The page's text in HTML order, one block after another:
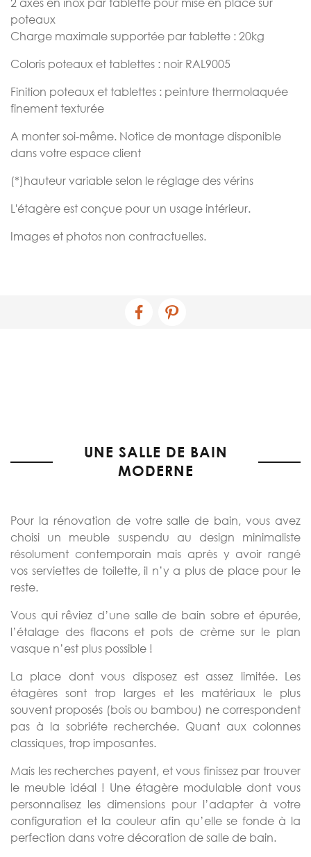
poteaux
Charge maximale supportée par tablette : 20kg
Coloris poteaux et tablettes : noir RAL9005
Finition poteaux et tablettes : peinture thermolaquée
finement texturée
A monter soi-même. Notice de montage disponible
dans votre espace client
(*)hauteur variable selon le réglage des vérins
L'étagère est conçue pour un usage intérieur.
Images et photos non contractuelles.
UNE SALLE DE BAIN
MODERNE
Pour la rénovation de votre salle de bain, vous avez
choisi un meuble suspendu au design minimaliste
résolument contemporain mais après y avoir rangé
vos serviettes de toilette, il n’y a plus de place pour le
reste.
Vous qui rêviez d’une salle de bain sobre et épurée,
l’étalage des flacons et pots de crème sur le plan
vasque n’est plus possible !
La place dont vous disposez est assez limitée. Les
étagères sont trop larges et les matériaux le plus
souvent proposés (bois ou bambou) ne correspondent
pas à la sobriéte recherchée. Quant aux colonnes
classiques, trop imposantes.
Mais les recherches payent, et vous finissez par trouver
le meuble idéal ! Une étagère modulable dont vous
personnalisez les dimensions pour l’adapter à votre
configuration et la couleur afin qu’elle se fonde à la
perfection dans votre décoration de salle de bain.